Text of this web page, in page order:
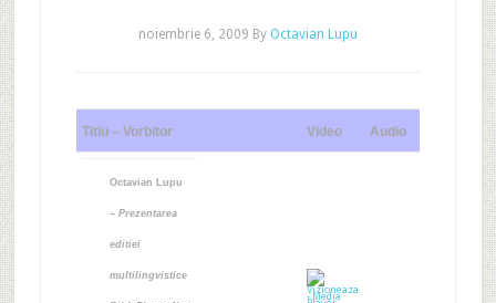
noiembrie 6, 2009 By Octavian Lupu
Titlu – Vorbitor Video Audio
Octavian Lupu
– Prezentarea
editiei
multilingvistice